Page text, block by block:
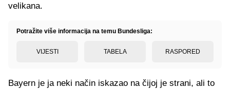
velikana.
Potražite više informacija na temu Bundesliga:
VIJESTI TABELA RASPORED
Bayern je ja neki način iskazao na čijoj je strani, ali to